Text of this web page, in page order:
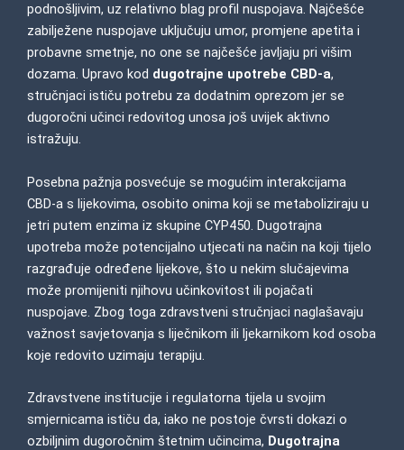
podnošljivim, uz relativno blag profil nuspojava. Najčešće
zabilježene nuspojave uključuju umor, promjene apetita i
probavne smetnje, no one se najčešće javljaju pri višim
dozama. Upravo kod dugotrajne upotrebe CBD-a,
stručnjaci ističu potrebu za dodatnim oprezom jer se
dugoročni učinci redovitog unosa još uvijek aktivno
istražuju.
Posebna pažnja posvećuje se mogućim interakcijama
CBD-a s lijekovima, osobito onima koji se metaboliziraju u
jetri putem enzima iz skupine CYP450. Dugotrajna
upotreba može potencijalno utjecati na način na koji tijelo
razgrađuje određene lijekove, što u nekim slučajevima
može promijeniti njihovu učinkovitost ili pojačati
nuspojave. Zbog toga zdravstveni stručnjaci naglašavaju
važnost savjetovanja s liječnikom ili ljekarnikom kod osoba
koje redovito uzimaju terapiju.
Zdravstvene institucije i regulatorna tijela u svojim
smjernicama ističu da, iako ne postoje čvrsti dokazi o
ozbiljnim dugoročnim štetnim učincima, Dugotrajna